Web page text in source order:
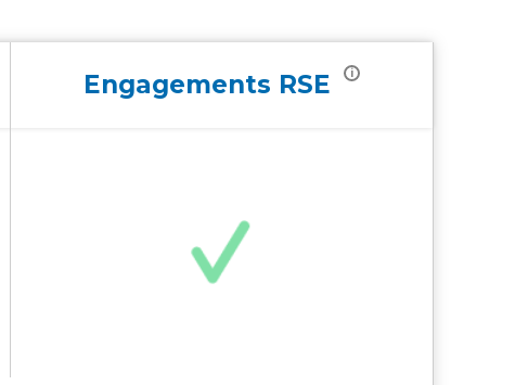
Engagements RSE i